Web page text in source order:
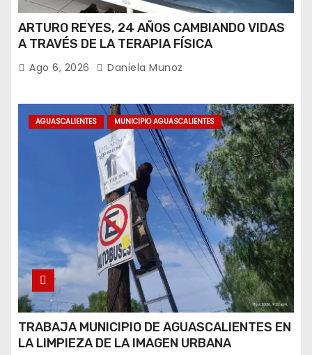
ARTURO REYES, 24 AÑOS CAMBIANDO VIDAS
A TRAVÉS DE LA TERAPIA FÍSICA
Ago 6, 2026 Daniela Munoz
AGUASCALIENTES MUNICIPIO AGUASCALIENTES
TRABAJA MUNICIPIO DE AGUASCALIENTES EN
LA LIMPIEZA DE LA IMAGEN URBANA